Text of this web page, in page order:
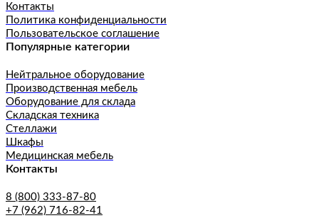
Контакты
Политика конфиденциальности
Пользовательское соглашение
Популярные категории
Нейтральное оборудование
Производственная мебель
Оборудование для склада
Складская техника
Стеллажи
Шкафы
Медицинская мебель
Контакты
8 (800) 333-87-80
+7 (962) 716-82-41